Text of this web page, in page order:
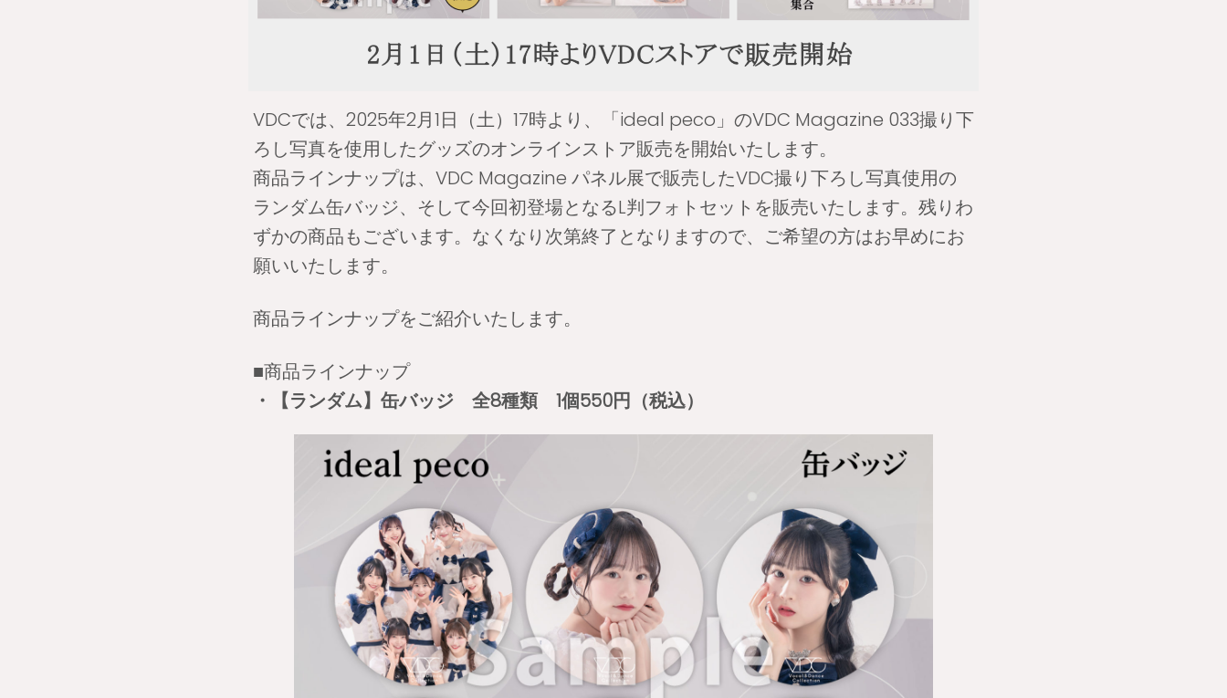
VDCでは、2025年2月1日（土）17時より、「ideal peco」のVDC Magazine 033撮り下
ろし写真を使用したグッズのオンラインストア販売を開始いたします。
商品ラインナップは、VDC Magazine パネル展で販売したVDC撮り下ろし写真使用の
ランダム缶バッジ、そして今回初登場となるL判フォトセットを販売いたします。残りわ
ずかの商品もございます。なくなり次第終了となりますので、ご希望の方はお早めにお
願いいたします。
商品ラインナップをご紹介いたします。
■商品ラインナップ
・【ランダム】缶バッジ 全8種類 1個550円（税込）